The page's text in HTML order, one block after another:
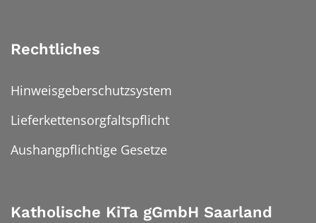
Rechtliches
Hinweisgeberschutzsystem
Lieferkettensorgfaltspflicht
Aushangpflichtige Gesetze
Katholische KiTa gGmbH Saarland